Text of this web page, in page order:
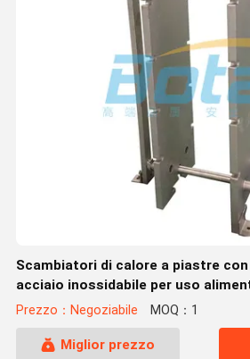
Scambiatori di calore a piastre
acciaio inossidabile per uso
Prezzo：Negoziabile MOQ：1
Miglior prezzo